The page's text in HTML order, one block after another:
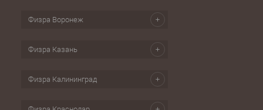
Физра Воронеж
Физра Казань
Физра Калининград